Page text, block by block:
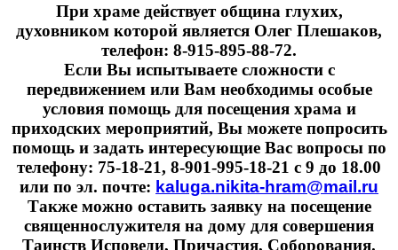
При храме действует община глухих,
духовником которой является Олег Плешаков,
телефон: 8-915-895-88-72.
Если Вы испытываете сложности с
передвижением или Вам необходимы особые
условия помощь для посещения храма и
приходских мероприятий, Вы можете попросить
помощь и задать интересующие Вас вопросы по
телефону: 75-18-21, 8-901-995-18-21 с 9 до 18.00
или по эл. почте: kaluga.nikita-hram@mail.ru
Также можно оставить заявку на посещение
священнослужителя на дому для совершения
Таинств Исповеди, Причастия, Соборования.